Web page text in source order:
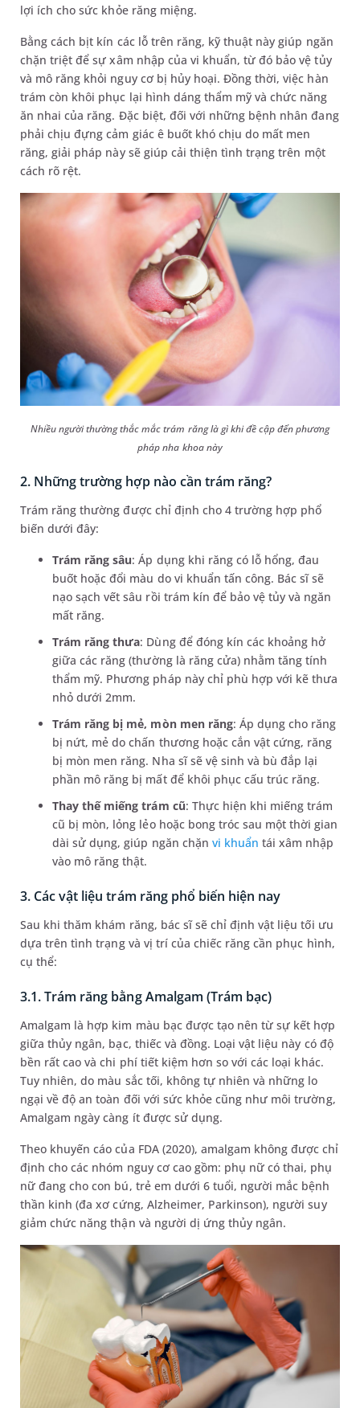
lợi ích cho sức khỏe răng miệng.
Bằng cách bịt kín các lỗ trên răng, kỹ thuật này giúp ngăn
chặn triệt để sự xâm nhập của vi khuẩn, từ đó bảo vệ tủy
và mô răng khỏi nguy cơ bị hủy hoại. Đồng thời, việc hàn
trám còn khôi phục lại hình dáng thẩm mỹ và chức năng
ăn nhai của răng. Đặc biệt, đối với những bệnh nhân đang
phải chịu đựng cảm giác ê buốt khó chịu do mất men
răng, giải pháp này sẽ giúp cải thiện tình trạng trên một
cách rõ rệt.
Nhiều người thường thắc mắc trám răng là gì khi đề cập đến phương
pháp nha khoa này
2. Những trường hợp nào cần trám răng?
Trám răng thường được chỉ định cho 4 trường hợp phổ
biến dưới đây:
Trám răng sâu: Áp dụng khi răng có lỗ hổng, đau
buốt hoặc đổi màu do vi khuẩn tấn công. Bác sĩ sẽ
nạo sạch vết sâu rồi trám kín để bảo vệ tủy và ngăn
mất răng.
Trám răng thưa: Dùng để đóng kín các khoảng hở
giữa các răng (thường là răng cửa) nhằm tăng tính
thẩm mỹ. Phương pháp này chỉ phù hợp với kẽ thưa
nhỏ dưới 2mm.
Trám răng bị mẻ, mòn men răng: Áp dụng cho răng
bị nứt, mẻ do chấn thương hoặc cắn vật cứng, răng
bị mòn men răng. Nha sĩ sẽ vệ sinh và bù đắp lại
phần mô răng bị mất để khôi phục cấu trúc răng.
Thay thế miếng trám cũ: Thực hiện khi miếng trám
cũ bị mòn, lỏng lẻo hoặc bong tróc sau một thời gian
dài sử dụng, giúp ngăn chặn vi khuẩn tái xâm nhập
vào mô răng thật.
3. Các vật liệu trám răng phổ biến hiện nay
Sau khi thăm khám răng, bác sĩ sẽ chỉ định vật liệu tối ưu
dựa trên tình trạng và vị trí của chiếc răng cần phục hình,
cụ thể:
3.1. Trám răng bằng Amalgam (Trám bạc)
Amalgam là hợp kim màu bạc được tạo nên từ sự kết hợp
giữa thủy ngân, bạc, thiếc và đồng. Loại vật liệu này có độ
bền rất cao và chi phí tiết kiệm hơn so với các loại khác.
Tuy nhiên, do màu sắc tối, không tự nhiên và những lo
ngại về độ an toàn đối với sức khỏe cũng như môi trường,
Amalgam ngày càng ít được sử dụng.
Theo khuyến cáo của FDA (2020), amalgam không được chỉ
định cho các nhóm nguy cơ cao gồm: phụ nữ có thai, phụ
nữ đang cho con bú, trẻ em dưới 6 tuổi, người mắc bệnh
thần kinh (đa xơ cứng, Alzheimer, Parkinson), người suy
giảm chức năng thận và người dị ứng thủy ngân.